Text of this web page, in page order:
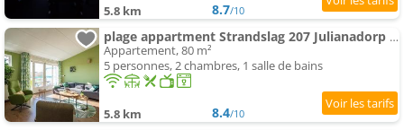
5.8 km 8.7/10
plage appartment Strandslag 207 Julianadorp aan Zee
Appartement, 80 m²
5 personnes, 2 chambres, 1 salle de bains
5.8 km 8.4/10